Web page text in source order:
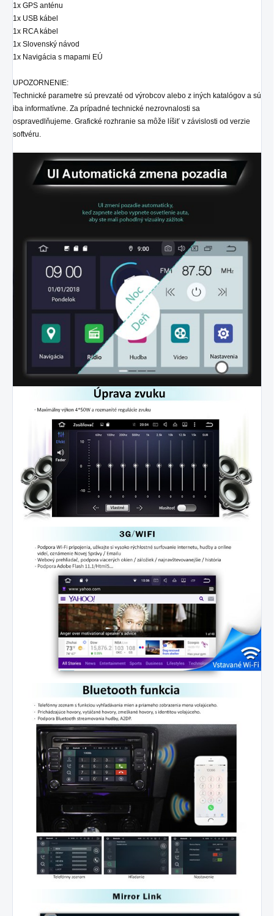
1x GPS anténu
1x USB kábel
1x RCA kábel
1x Slovenský návod
1x Navigácia s mapami EÚ
UPOZORNENIE:
Technické parametre sú prevzaté od výrobcov alebo z iných katalógov a sú
iba informatívne. Za prípadné technické nezrovnalosti sa
ospravedlňujeme. Grafické rozhranie sa môže líšiť v závislosti od verzie
softvéru.